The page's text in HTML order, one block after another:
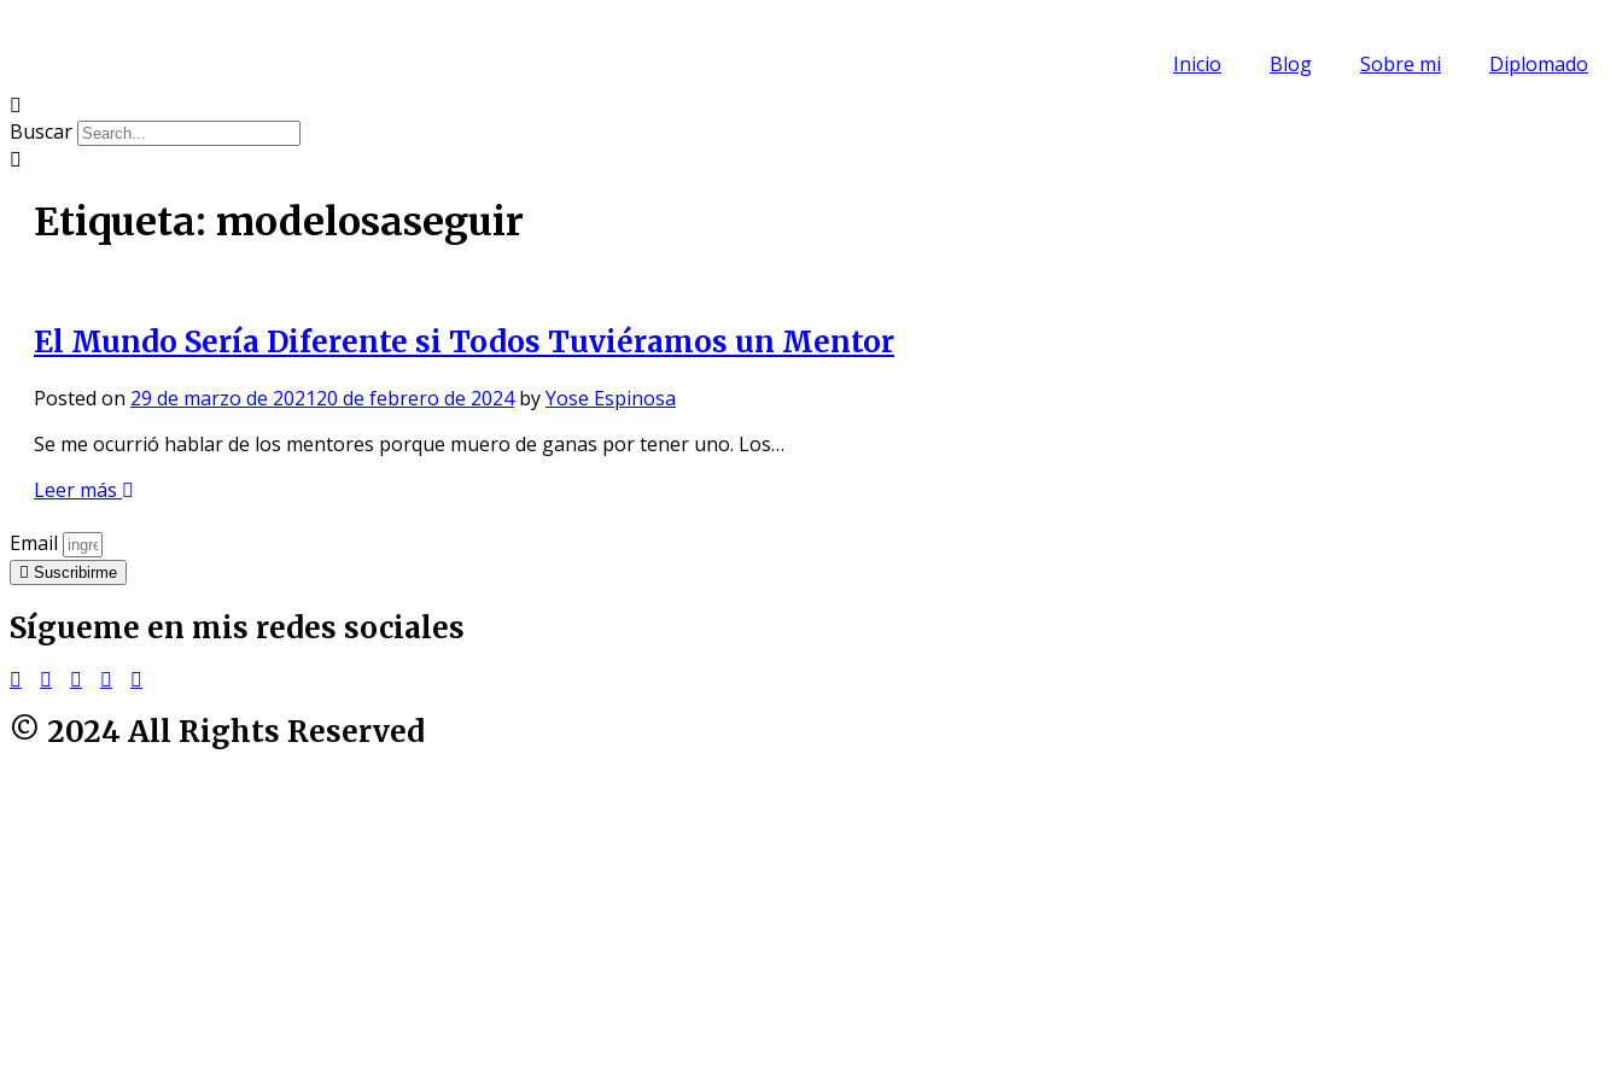
Inicio Blog Sobre mi Diplomado
Buscar
Etiqueta: modelosaseguir
El Mundo Sería Diferente si Todos Tuviéramos un Mentor
Posted on 29 de marzo de 202120 de febrero de 2024byYose Espinosa
Se me ocurrió hablar de los mentores porque muero de ganas por tener uno. Los…
Leer más
Email
Suscribirme
Sígueme en mis redes sociales
© 2024 All Rights Reserved